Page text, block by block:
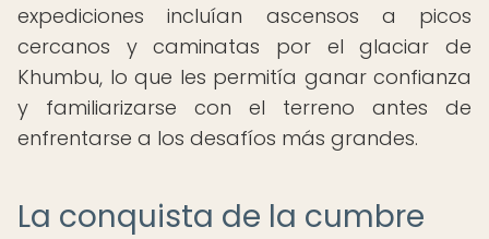
expediciones incluían ascensos a picos
cercanos y caminatas por el glaciar de
Khumbu, lo que les permitía ganar confianza
y familiarizarse con el terreno antes de
enfrentarse a los desafíos más grandes.
La conquista de la cumbre